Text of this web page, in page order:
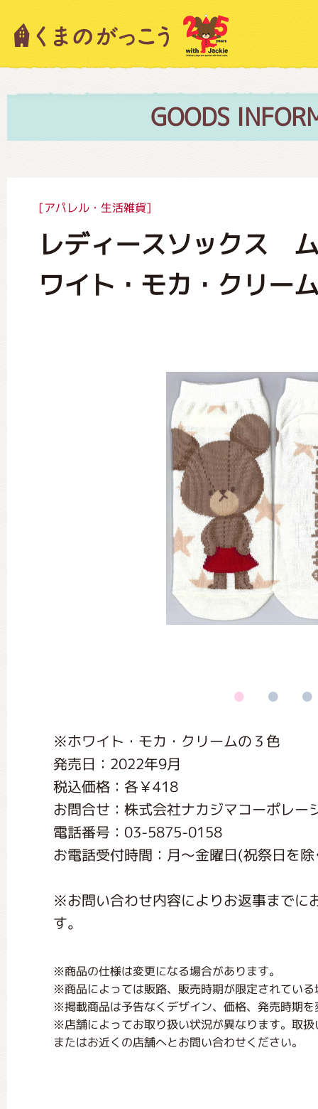
GOODS
[アパレル・生活雑貨]
レディースソックス
ワイト・モカ・クリー
※ホワイト・モカ・クリームの３色
発売日：2022年9月
税込価格：各￥418
お問合せ：株式会社ナカジマコーポレー
電話番号：03-5875-0158
お電話受付時間：月〜金曜日(祝祭日を
※お問い合わせ内容によりお返事までに
す。
※商品の仕様は変更になる場合があります。
※商品によっては販路、販売時期が限定されてい
※掲載商品は予告なくデザイン、価格、発売時期
※店舗によってお取り扱い状況が異なります。取
またはお近くの店舗へとお問い合わせください。
キャラクター紹介
絵本・作家紹介
グッズインフォメーション
ミュージカル・コンサート
おたのしみコンテンツ(クイズ・
チア ジャッキーズ！
くまのがっこう 家庭科部